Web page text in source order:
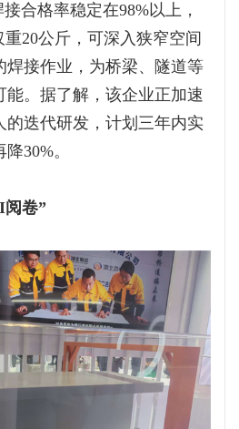
合格率稳定在98%以上，
20公斤，可深入狭窄空间
焊接作业，为桥梁、隧道等
能。据了解，该企业正加速
的迭代研发，计划三年内实
30%。
阅卷”